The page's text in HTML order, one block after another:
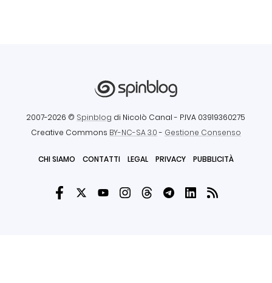
2007-2026 © Spinblog di Nicolò Canal - P.IVA 03919360275
Creative Commons BY-NC-SA 3.0- Gestione Consenso
CHI SIAMO CONTATTI LEGAL PRIVACY PUBBLICITÀ